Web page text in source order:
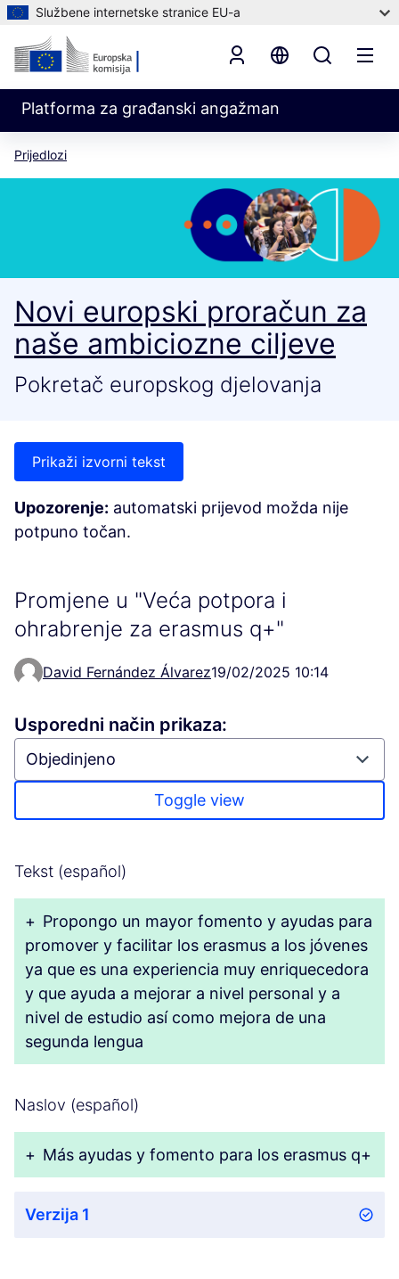
Službene internetske stranice EU-a
Platforma za građanski angažman
Prijedlozi
Novi europski proračun za
naše ambiciozne ciljeve
Pokretač europskog djelovanja
Prikaži izvorni tekst
Upozorenje: automatski prijevod možda nije
potpuno točan.
Promjene u "Veća potpora i
ohrabrenje za erasmus q+"
David Fernández Álvarez19/02/2025 10:14
Usporedni način prikaza:
Toggle view
Tekst (español)
+ Propongo un mayor fomento y ayudas para
promover y facilitar los erasmus a los jóvenes
ya que es una experiencia muy enriquecedora
y que ayuda a mejorar a nivel personal y a
nivel de estudio así como mejora de una
segunda lengua
Naslov (español)
+ Más ayudas y fomento para los erasmus q+
Verzija 1